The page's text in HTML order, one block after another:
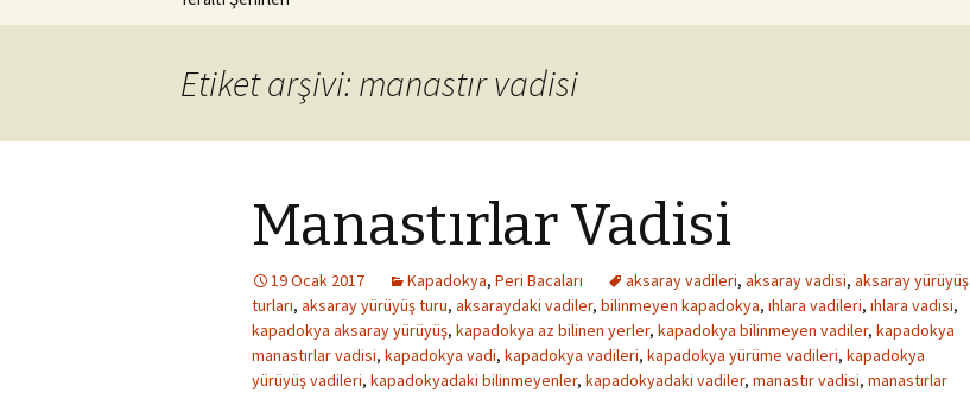
Etiket arşivi: manastır vadisi
Manastırlar Vadisi
19 Ocak 2017 Kapadokya, Peri Bacaları aksaray vadileri, aksaray vadisi, aksaray yürüyüş
turları, aksaray yürüyüş turu, aksaraydaki vadiler, bilinmeyen kapadokya, ıhlara vadileri, ıhlara vadisi,
kapadokya aksaray yürüyüş, kapadokya az bilinen yerler, kapadokya bilinmeyen vadiler, kapadokya
manastırlar vadisi, kapadokya vadi, kapadokya vadileri, kapadokya yürüme vadileri, kapadokya
yürüyüş vadileri, kapadokyadaki bilinmeyenler, kapadokyadaki vadiler, manastır vadisi, manastırlar